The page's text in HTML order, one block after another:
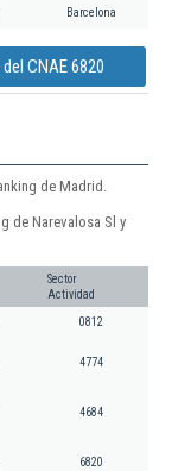
Barcelona
CNAE 6820
de Madrid.
de Narevalosa Sl y
Sector
Actividad
0812
4774
4684
6820